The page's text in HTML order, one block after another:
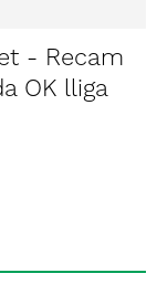
- Recam
OK lliga